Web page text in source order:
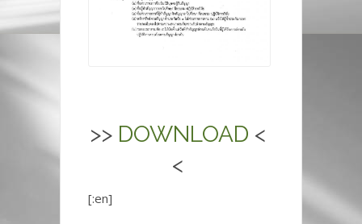
>> DOWNLOAD <
<
[:en]